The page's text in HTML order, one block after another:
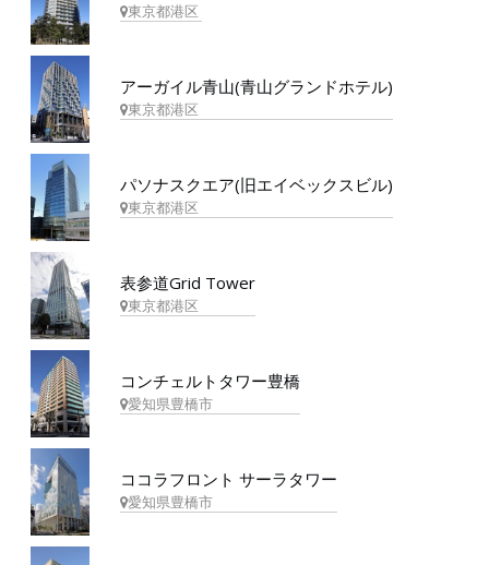
東京都港区
アーガイル青山(青山グランドホテル)
東京都港区
パソナスクエア(旧エイベックスビル)
東京都港区
表参道Grid Tower
東京都港区
コンチェルトタワー豊橋
愛知県豊橋市
ココラフロント サーラタワー
愛知県豊橋市